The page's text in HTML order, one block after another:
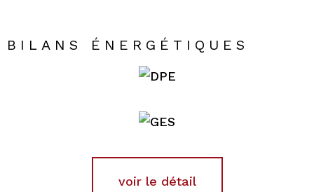
BILANS ÉNERGÉTIQUES
voir le détail